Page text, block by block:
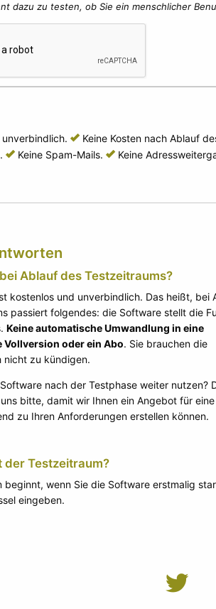
dazu zu testen, ob Sie ein menschlicher
unverbindlich. Keine Kosten nach Ablauf
Keine Spam-Mails. Keine
Ablauf des Testzeitraums?
kostenlos und unverbindlich. Das heißt, bei
passiert folgendes: die Software stellt die
Keine automatische Umwandlung in eine
oder ein Abo. Sie brauchen die
nicht zu kündigen.
nach der Testphase weiter nutzen?
uns bitte, damit wir Ihnen ein Angebot für eine
zu Ihren Anforderungen erstellen können.
der Testzeitraum?
beginnt, wenn Sie die Software erstmalig
eingeben.